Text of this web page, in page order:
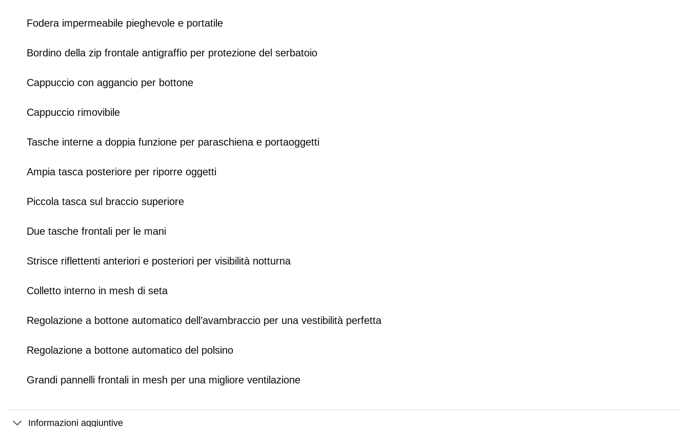
Fodera impermeabile pieghevole e portatile
Bordino della zip frontale antigraffio per protezione del serbatoio
Cappuccio con aggancio per bottone
Cappuccio rimovibile
Tasche interne a doppia funzione per paraschiena e portaoggetti
Ampia tasca posteriore per riporre oggetti
Piccola tasca sul braccio superiore
Due tasche frontali per le mani
Strisce riflettenti anteriori e posteriori per visibilità notturna
Colletto interno in mesh di seta
Regolazione a bottone automatico dell’avambraccio per una vestibilità perfetta
Regolazione a bottone automatico del polsino
Grandi pannelli frontali in mesh per una migliore ventilazione
Informazioni aggiuntive